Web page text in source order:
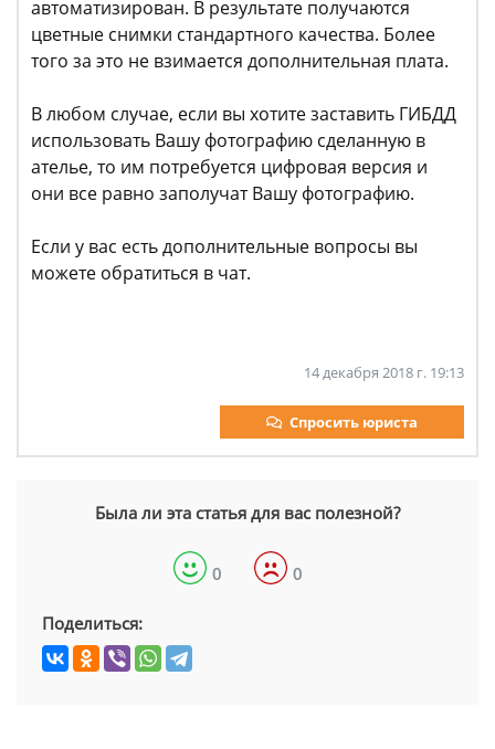
автоматизирован. В результате получаются
цветные снимки стандартного качества. Более
того за это не взимается дополнительная плата.
В любом случае, если вы хотите заставить ГИБДД
использовать Вашу фотографию сделанную в
ателье, то им потребуется цифровая версия и
они все равно заполучат Вашу фотографию.
Если у вас есть дополнительные вопросы вы
можете обратиться в чат.
14 декабря 2018 г. 19:13
Спросить юриста
Была ли эта статья для вас полезной?
0 0
Поделиться: